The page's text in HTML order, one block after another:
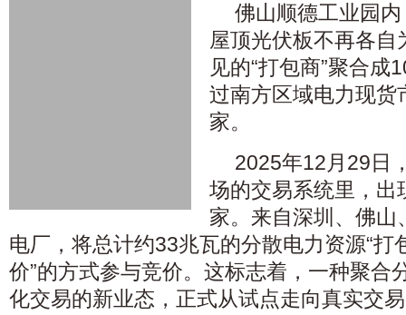
佛山顺德工业园
屋顶光伏板不再各
见的“打包商”聚合成
过南方区域电力现货
家。
2025年12月29日
场的交易系统里，出
家。来自深圳、佛山
电厂，将总计约33兆瓦的分散电力资源“打
价”的方式参与竞价。这标志着，一种聚合
化交易的新业态，正式从试点走向真实交